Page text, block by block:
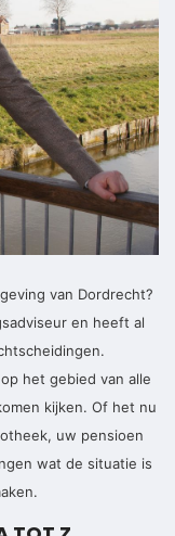
van Dordrecht?
en heeft al
het gebied van alle
kijken. Of het nu
uw pensioen
wat de situatie is